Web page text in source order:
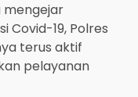
mengejar
Covid-19, Polres
terus aktif
pelayanan